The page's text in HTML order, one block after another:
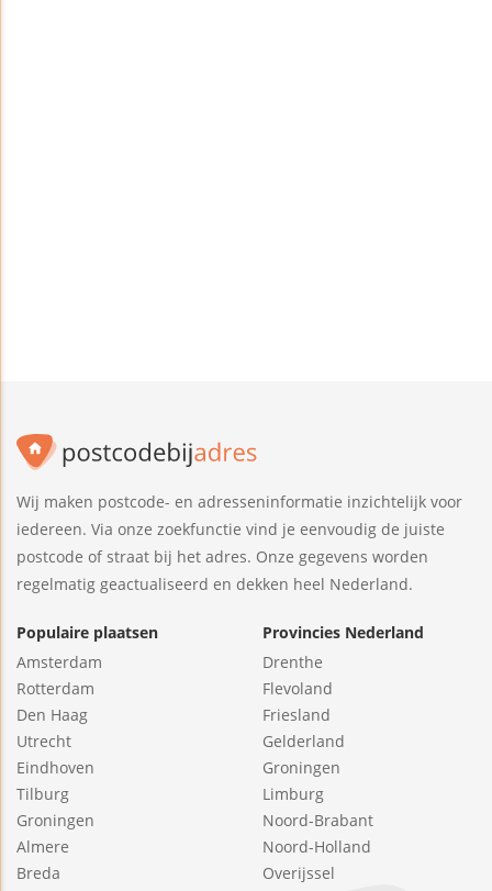
Wij maken postcode- en adresseninformatie inzichtelijk voor
iedereen. Via onze zoekfunctie vind je eenvoudig de juiste
postcode of straat bij het adres. Onze gegevens worden
regelmatig geactualiseerd en dekken heel Nederland.
Populaire plaatsen
Amsterdam
Rotterdam
Den Haag
Utrecht
Eindhoven
Tilburg
Groningen
Almere
Breda
Provincies Nederland
Drenthe
Flevoland
Friesland
Gelderland
Groningen
Limburg
Noord-Brabant
Noord-Holland
Overijssel